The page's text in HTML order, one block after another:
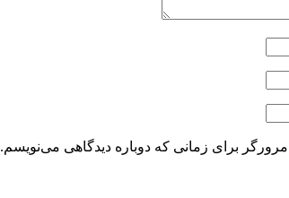
برای زمانی که دوباره دیدگاهی می‌نویسم.